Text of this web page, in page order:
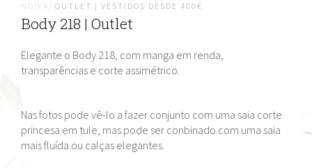
NOIVA/ OUTLET | VESTIDOS DESDE 400€
Body 218 | Outlet
Elegante o Body 218, com manga em renda,
transparências e corte assimétrico.
Nas fotos pode vê-lo a fazer conjunto com uma saia corte
princesa em tule, mas pode ser conbinado com uma saia
mais fluída ou calças elegantes.